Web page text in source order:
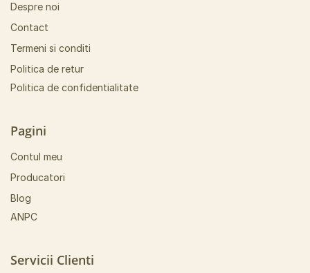
Despre noi
Contact
Termeni si conditi
Politica de retur
Politica de confidentialitate
Pagini
Contul meu
Producatori
Blog
ANPC
Servicii Clienti